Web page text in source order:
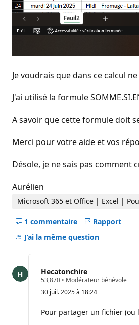
Je voudrais que dans ce calcul
J'ai utilisé la formule
A savoir que cette formule doit
Merci pour votre aide et vos
Désole, je ne sais pas comment
Aurélien
Microsoft 365 et Office | Excel |
1 commentaire
Masquer
les
ce
question
Rapport
J’ai la même question
Hecatonchire
53,870 P
i
t
s
• Modérateur bénévole
30 juil. 2025 à 18:24
Pour partager un fichier